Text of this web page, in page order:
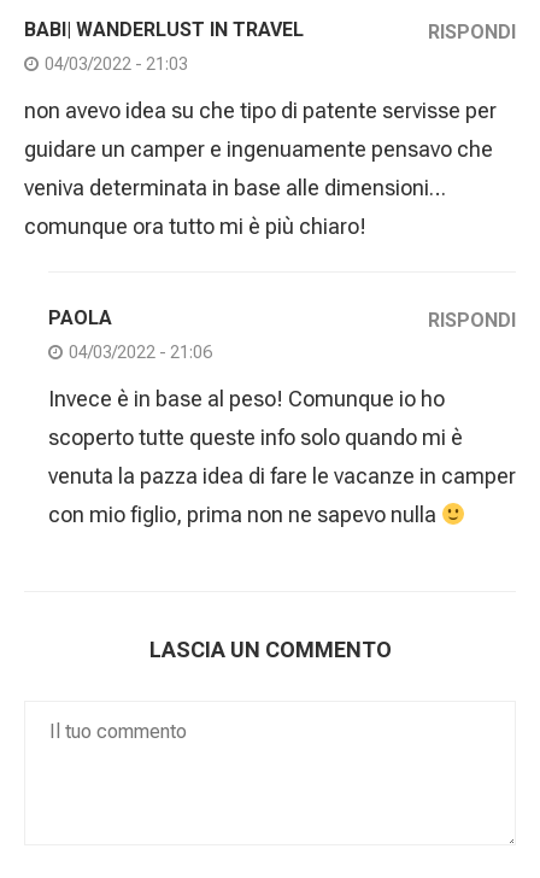
BABI| WANDERLUST IN TRAVEL
04/03/2022 - 21:03
non avevo idea su che tipo di patente servisse per
guidare un camper e ingenuamente pensavo che
veniva determinata in base alle dimensioni…
comunque ora tutto mi è più chiaro!
RISPONDI
PAOLA
04/03/2022 - 21:06
Invece è in base al peso! Comunque io ho
scoperto tutte queste info solo quando mi è
venuta la pazza idea di fare le vacanze in camper
con mio figlio, prima non ne sapevo nulla
RISPONDI
LASCIA UN COMMENTO